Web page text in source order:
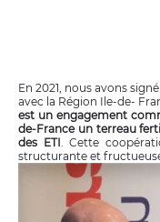
En 2021, nous avons
avec la Région Ile-de-
est un engagement
de-France un terreau
des ETI . Cette
structurante et